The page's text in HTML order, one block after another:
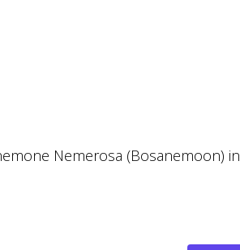
Nemerosa (Bosanemoon) in